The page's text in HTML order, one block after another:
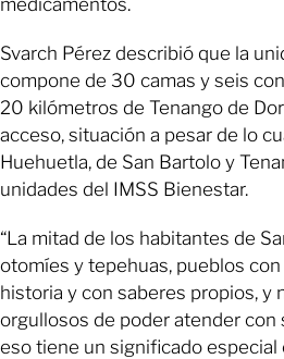
Svarch Pérez describió que la
compone de 30 camas y seis
20 kilómetros de Tenango de
acceso, situación a pesar de lo
Huehuetla, de San Bartolo y
unidades del IMSS Bienestar.
“La mitad de los habitantes de
otomíes y tepehuas, pueblos
historia y con saberes propios, y
orgullosos de poder atender con
eso tiene un significado especial